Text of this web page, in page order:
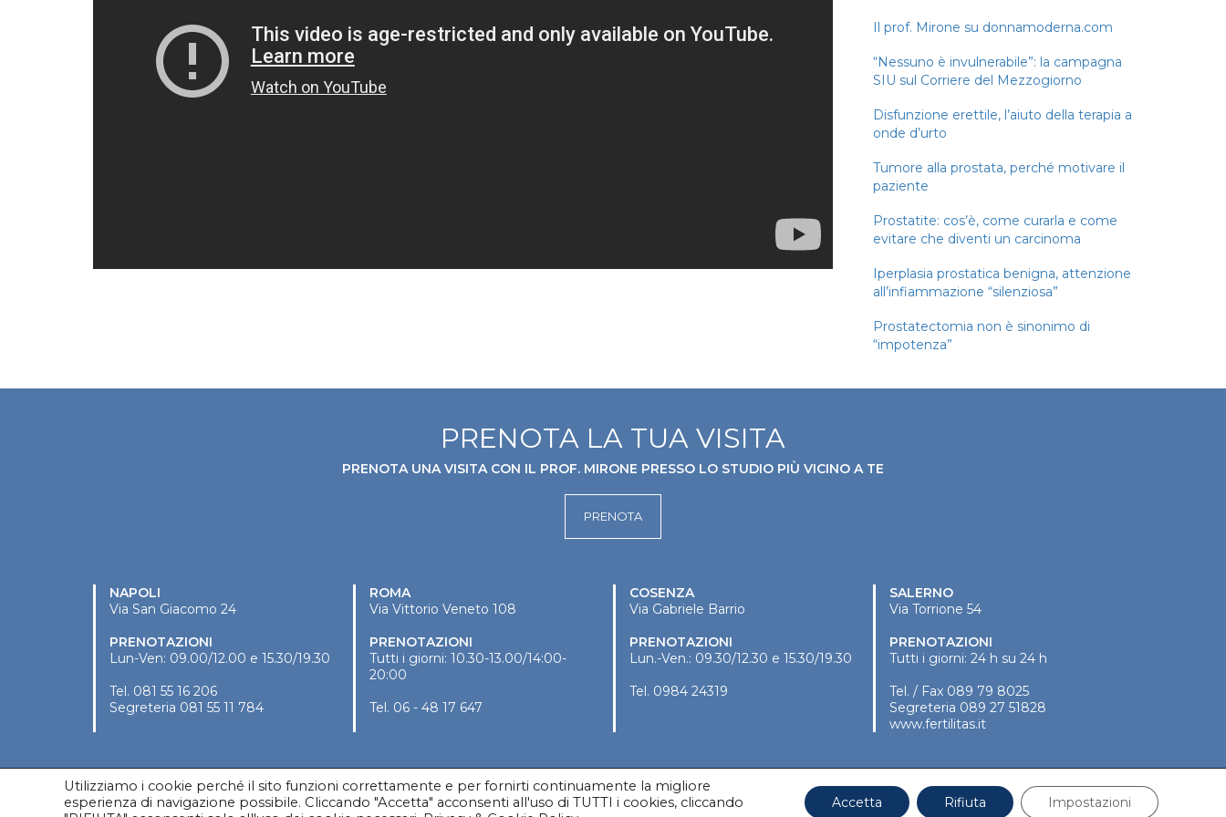
Il prof. Mirone su donnamoderna.com
“Nessuno è invulnerabile”: la campagna
SIU sul Corriere del Mezzogiorno
Disfunzione erettile, l’aiuto della terapia a
onde d’urto
Tumore alla prostata, perché motivare il
paziente
Prostatite: cos’è, come curarla e come
evitare che diventi un carcinoma
Iperplasia prostatica benigna, attenzione
all’infiammazione “silenziosa”
Prostatectomia non è sinonimo di
“impotenza”
PRENOTA LA TUA VISITA
PRENOTA UNA VISITA CON IL PROF. MIRONE PRESSO LO STUDIO PIÙ VICINO A TE
PRENOTA
NAPOLI
Via San Giacomo 24
PRENOTAZIONI
Lun-Ven: 09.00/12.00 e 15.30/19.30
Tel. 081 55 16 206
Segreteria 081 55 11 784
ROMA
Via Vittorio Veneto 108
PRENOTAZIONI
Tutti i giorni: 10.30-13.00/14:00-
20:00
Tel. 06 - 48 17 647
COSENZA
Via Gabriele Barrio
PRENOTAZIONI
Lun.-Ven.: 09.30/12.30 e 15.30/19.30
Tel. 0984 24319
SALERNO
Via Torrione 54
PRENOTAZIONI
Tutti i giorni: 24 h su 24 h
Tel. / Fax 089 79 8025
Segreteria 089 27 51828
www.fertilitas.it
Copyright © 2020 Vincenzo Mirone P.Iva: 04745870636 | Privacy|Cookies
Utilizziamo i cookie perché il sito funzioni correttamente e per fornirti continuamente la migliore
esperienza di navigazione possibile. Cliccando "Accetta" acconsenti all'uso di TUTTI i cookies, cliccando
Accetta Rifiuta Impostazioni